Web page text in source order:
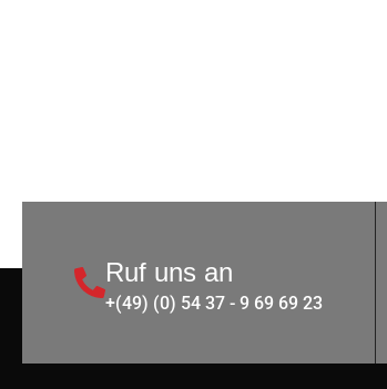
Ruf uns an
+(49) (0) 54 37 - 9 69 69 23